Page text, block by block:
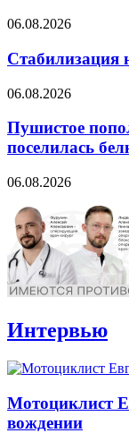
06.08.2026
Стабилизация
06.08.2026
Пушистое
поселилась
06.08.2026
Интервью
Мотоциклист
вождении